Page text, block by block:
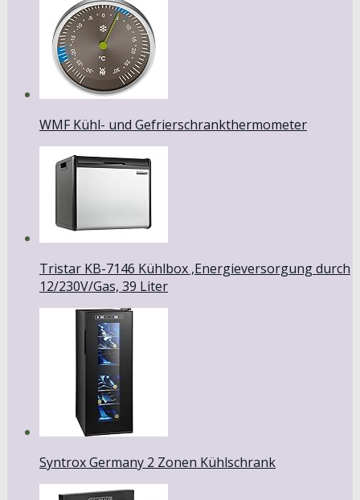
WMF Kühl- und Gefrierschrankthermometer
Tristar KB-7146 Kühlbox ,Energieversorgung durch
12/230V/Gas, 39 Liter
Syntrox Germany 2 Zonen Kühlschrank